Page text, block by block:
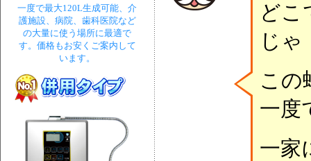
一度で最大120L生成可能、介
護施設、病院、歯科医院など
の大量に使う場所に最適で
す。価格もお安くご案内して
います。
どこ
じゃ
この
一度
一家